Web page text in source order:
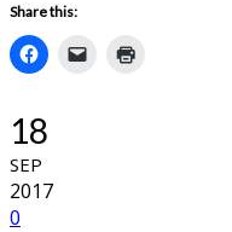
Share this:
18
SEP
2017
0